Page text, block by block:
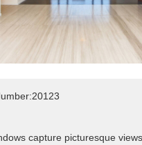
capture picturesque